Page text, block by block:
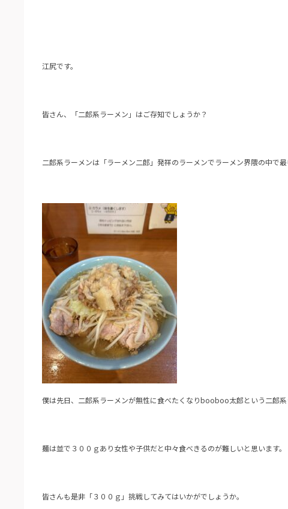
江尻です。
皆さん、「二郎系ラーメン」はご存知でしょうか？
二郎系ラーメンは「ラーメン二郎」発祥のラーメンでラーメン界隈の中で
僕は先日、二郎系ラーメンが無性に食べたくなりbooboo太郎という二郎系
麺は並で３００ｇあり女性や子供だと中々食べきるのが難しいと思います。
皆さんも是非「３００ｇ」挑戦してみてはいかがでしょうか。